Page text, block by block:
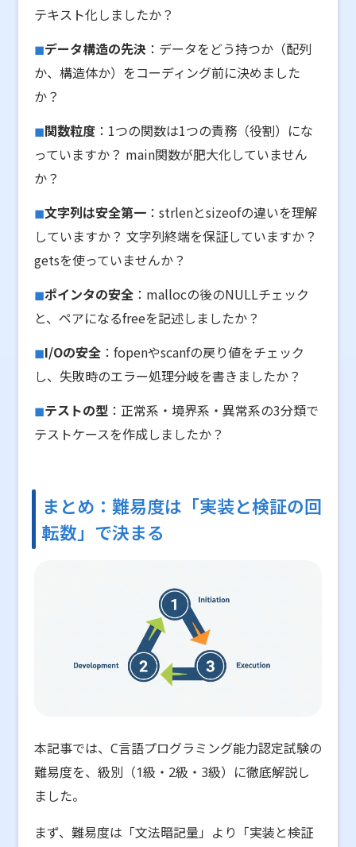
テキスト化しましたか？
データ構造の先決 ：データをどう持つか（配列
か、構造体か）をコーディング前に決めました
か？
関数粒度：1つの関数は1つの責務（役割）にな
っていますか？ main関数が肥大化していません
か？
文字列は安全第一：strlenとsizeofの違いを理解
していますか？ 文字列終端を保証していますか？
getsを使っていませんか？
ポインタの安全：mallocの後のNULLチェック
と、ペアになるfreeを記述しましたか？
I/Oの安全：fopenやscanfの戻り値をチェック
し、失敗時のエラー処理分岐を書きましたか？
テストの型 ：正常系・境界系・異常系の3分類で
テストケースを作成しましたか？
まとめ：難易度は「実装と検証の回
転数」で決まる
本記事では、C言語プログラミング能力認定試験の
難易度を、級別（1級・2級・3級）に徹底解説し
ました。
まず、難易度は「文法暗記量」より「実装と検証